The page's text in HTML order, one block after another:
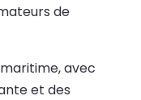
de
avec
et des